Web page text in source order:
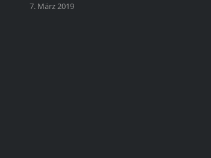
7. März 2019